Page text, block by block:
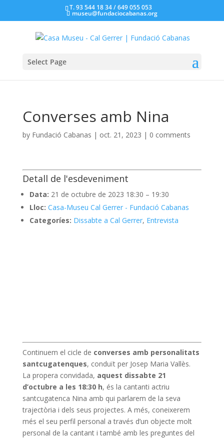
T. 93 544 18 34 / 649 055 053
museu@fundaciocabanas.org
Select Page
Converses amb Nina
by Fundació Cabanas | oct. 21, 2023 | 0 comments
Detall de l'esdeveniment
Data: 21 de octubre de 2023 18:30 – 19:30
Lloc: Casa-Museu Cal Gerrer - Fundació Cabanas
Categoríes: Dissabte a Cal Gerrer, Entrevista
Continuem el cicle de converses amb personalitats
santcugatenques, conduït per Josep Maria Vallès.
La propera convidada, aquest dissabte 21
d’octubre a les 18:30 h, és la cantanti actriu
santcugatenca Nina amb qui parlarem de la seva
trajectòria i dels seus projectes. A més, coneixerem
més el seu perfil personal a través d’un objecte molt
personal de la cantant i també amb les preguntes del